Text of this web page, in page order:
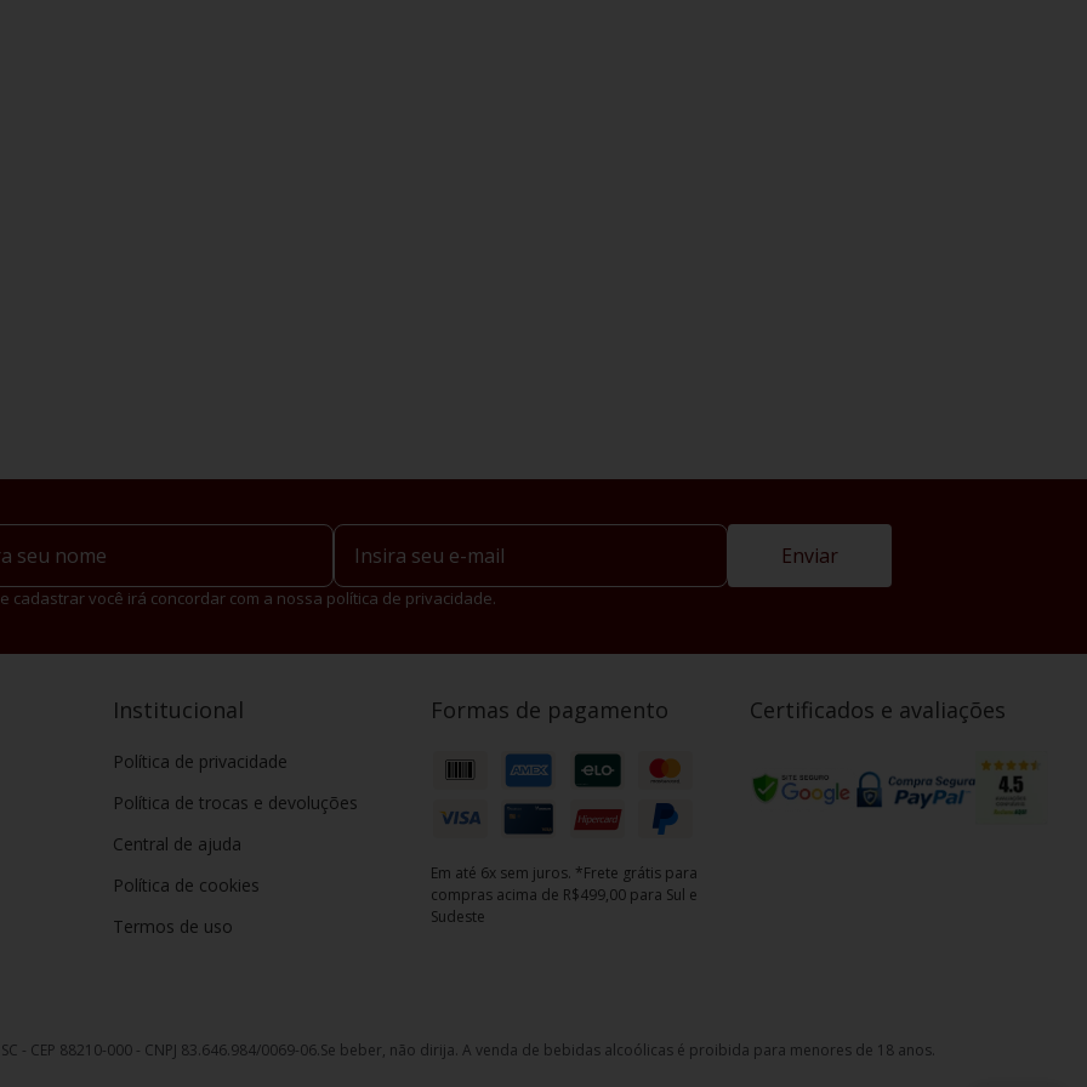
Enviar
cadastrar você irá concordar com a nossa política de privacidade.
Institucional
Política de privacidade
Política de trocas e devoluções
Central de ajuda
Política de cookies
Termos de uso
Formas de pagamento
Em até 6x sem juros. *Frete grátis para
compras acima de R$499,00 para Sul e
Sudeste
Certificados e avaliações
- CEP 88210-000 - CNPJ 83.646.984/0069-06.Se beber, não dirija. A venda de bebidas alcoólicas é proibida para menores de 18 anos.